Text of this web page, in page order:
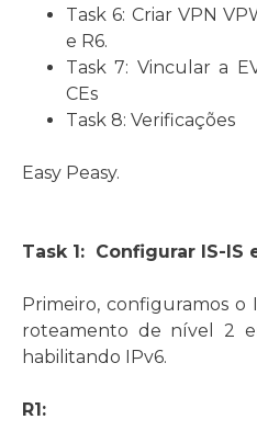
Task 6: Criar VPN
e R6.
Task 7: Vincular a
CEs
Task 8: Verificações
Easy Peasy.
Task 1: Configurar IS-
Primeiro, configuramos o
roteamento de nível 2
habilitando IPv6.
R1: